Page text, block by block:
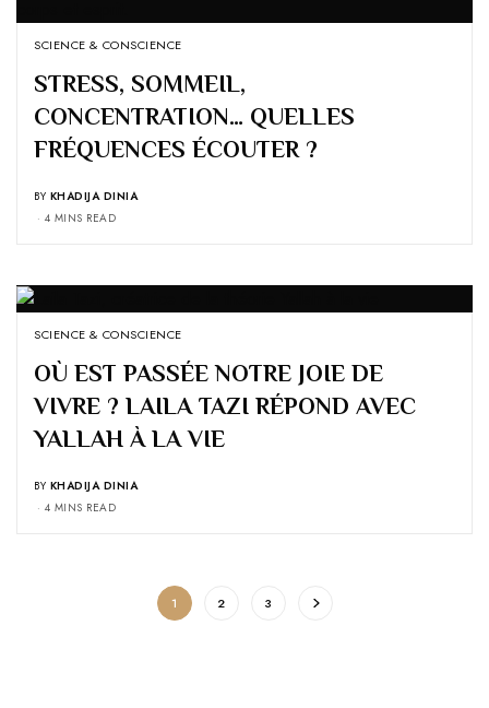
SCIENCE & CONSCIENCE
STRESS, SOMMEIL,
CONCENTRATION… QUELLES
FRÉQUENCES ÉCOUTER ?
BY KHADIJA DINIA
4 MINS READ
SCIENCE & CONSCIENCE
OÙ EST PASSÉE NOTRE JOIE DE
VIVRE ? LAILA TAZI RÉPOND AVEC
YALLAH À LA VIE
BY KHADIJA DINIA
4 MINS READ
1 2 3